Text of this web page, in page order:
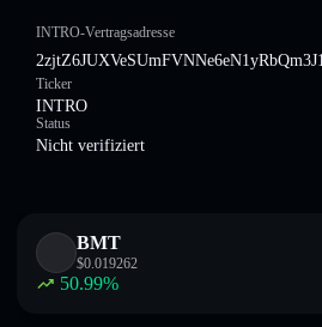
INTRO-Vertragsadresse
Ticker
INTRO
Status
Nicht verifiziert
BMT
$0.019262
50.99%